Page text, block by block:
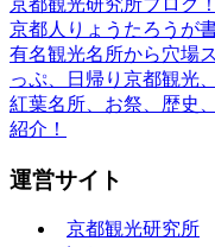
京都人りょうたろうが
有名観光名所から穴場
っぷ、日帰り京都観光
紅葉名所、お祭、歴史
紹介！
運営サイト
京都観光研究所